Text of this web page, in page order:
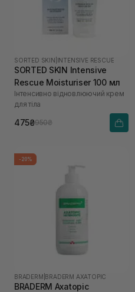
SORTED SKIN INTENSIVE RESCUE
SORTED SKIN Intensive
Rescue Moisturiser 100 мл
Інтенсивно відновлюючий крем
для тіла
475₴950₴
-20%
BRADERM BRADERM AXATOPIC
BRADERM Axatopic